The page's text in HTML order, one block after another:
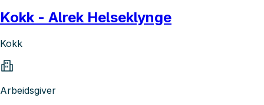
Kokk - Alrek Helseklynge
Kokk
Arbeidsgiver